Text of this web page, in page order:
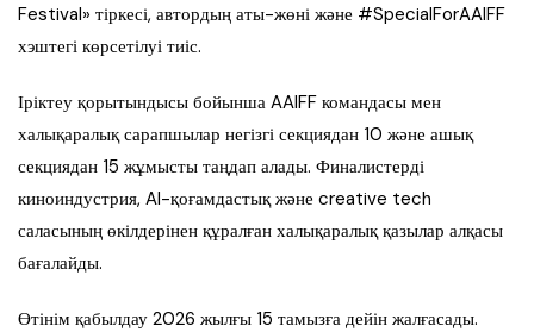
Festival» тіркесі, автордың аты-жөні және #SpecialForAAIFF
хэштегі көрсетілуі тиіс.
Іріктеу қорытындысы бойынша AAIFF командасы мен
халықаралық сарапшылар негізгі секциядан 10 және ашық
секциядан 15 жұмысты таңдап алады. Финалистерді
киноиндустрия, AI-қоғамдастық және creative tech
саласының өкілдерінен құралған халықаралық қазылар алқасы
бағалайды.
Өтінім қабылдау 2026 жылғы 15 тамызға дейін жалғасады.